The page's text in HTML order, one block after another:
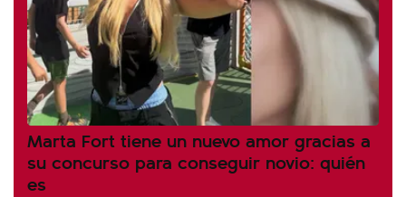
Marta Fort tiene un nuevo amor gracias a
su concurso para conseguir novio: quién
es